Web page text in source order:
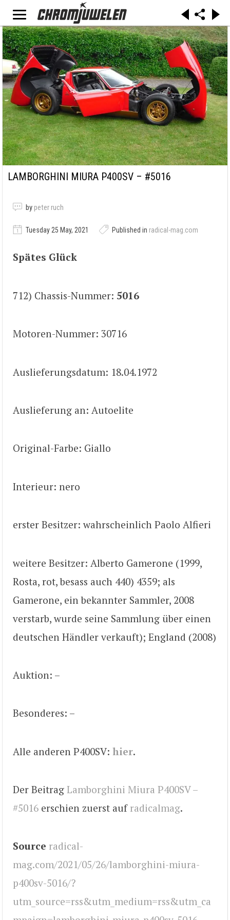
LAMBORGHINI MIURA P400SV – #5016
by peter ruch
Tuesday 25 May, 2021 Published in radical-mag.com
Spätes Glück
712) Chassis-Nummer: 5016
Motoren-Nummer: 30716
Auslieferungsdatum: 18.04.1972
Auslieferung an: Autoelite
Original-Farbe: Giallo
Interieur: nero
erster Besitzer: wahrscheinlich Paolo Alfieri
weitere Besitzer: Alberto Gamerone (1999,
Rosta, rot, besass auch 440) 4359; als
Gamerone, ein bekannter Sammler, 2008
verstarb, wurde seine Sammlung über einen
deutschen Händler verkauft); England (2008)
Auktion: –
Besonderes: –
Alle anderen P400SV: hier.
Der Beitrag Lamborghini Miura P400SV –
#5016 erschien zuerst auf radicalmag.
Source radical-
mag.com/2021/05/26/lamborghini-miura-
p400sv-5016/?
utm_source=rss&utm_medium=rss&utm_ca